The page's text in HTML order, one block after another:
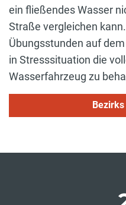
ein fließendes Wasser
Straße vergleichen
Übungsstunden auf
in Stresssituation die
Wasserfahrzeug zu